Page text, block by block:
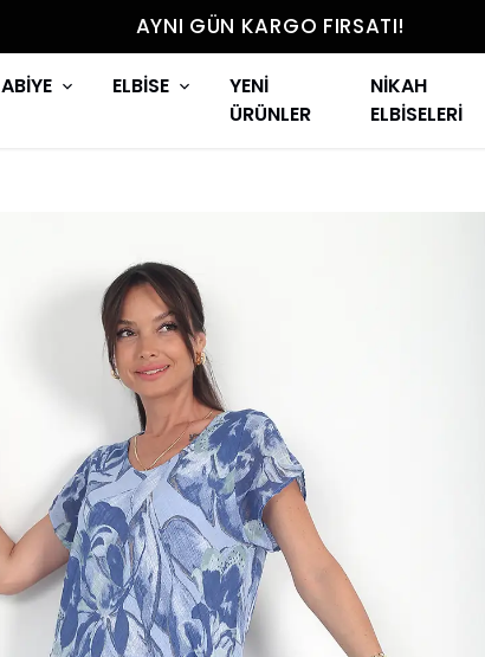
AYNI GÜN KARGO FIRSATI!
ABİYE ELBİSE
YENİ
ÜRÜNLER
NİKAH
ELBİSELERİ